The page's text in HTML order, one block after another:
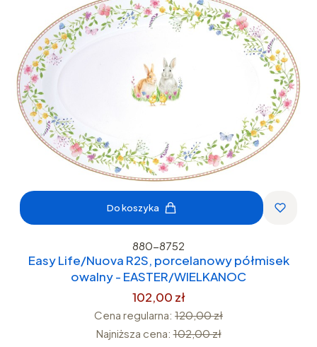
Do koszyka
880-8752
Easy Life/Nuova R2S, porcelanowy półmisek
owalny - EASTER/WIELKANOC
102,00 zł
Cena regularna: 120,00 zł
Najniższa cena: 102,00 zł